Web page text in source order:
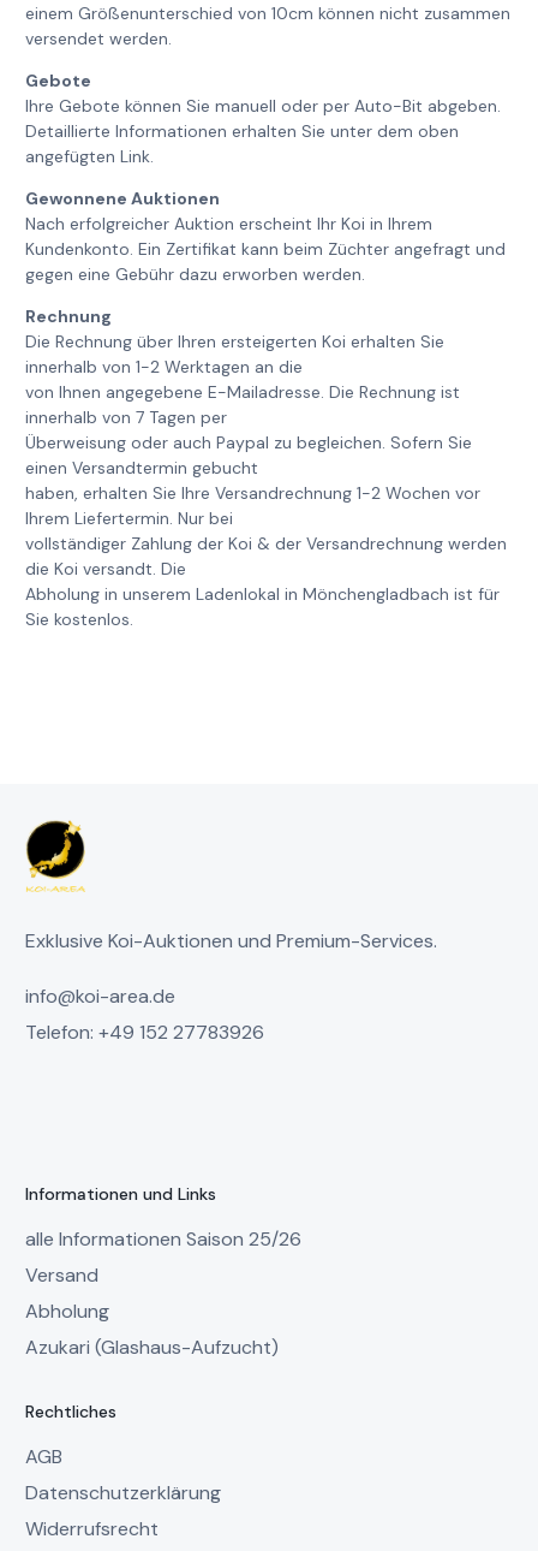
einem Größenunterschied von 10cm können nicht zusammen
versendet werden.
Gebote
Ihre Gebote können Sie manuell oder per Auto-Bit abgeben.
Detaillierte Informationen erhalten Sie unter dem oben
angefügten Link.
Gewonnene Auktionen
Nach erfolgreicher Auktion erscheint Ihr Koi in Ihrem
Kundenkonto. Ein Zertifikat kann beim Züchter angefragt und
gegen eine Gebühr dazu erworben werden.
Rechnung
Die Rechnung über Ihren ersteigerten Koi erhalten Sie
innerhalb von 1-2 Werktagen an die
von Ihnen angegebene E-Mailadresse. Die Rechnung ist
innerhalb von 7 Tagen per
Überweisung oder auch Paypal zu begleichen. Sofern Sie
einen Versandtermin gebucht
haben, erhalten Sie Ihre Versandrechnung 1-2 Wochen vor
Ihrem Liefertermin. Nur bei
vollständiger Zahlung der Koi & der Versandrechnung werden
die Koi versandt. Die
Abholung in unserem Ladenlokal in Mönchengladbach ist für
Sie kostenlos.
Exklusive Koi-Auktionen und Premium-Services.
info@koi-area.de
Telefon: +49 152 27783926
Informationen und Links
alle Informationen Saison 25/26
Versand
Abholung
Azukari (Glashaus-Aufzucht)
Rechtliches
AGB
Datenschutzerklärung
Widerrufsrecht